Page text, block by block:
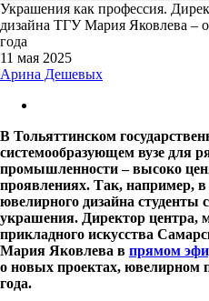
Украшения как профессия.
дизайна ТГУ Мария Яковлева –
года
11 мая 2025
Арина Дешевых
В Тольяттинском
системообразующем вузе для
промышленности – высоко
проявлениях. Так, например, в
ювелирного дизайна студенты
украшения. Директор центра,
прикладного искусства
Мария Яковлева в прямом
о новых проектах, ювелирном
года.